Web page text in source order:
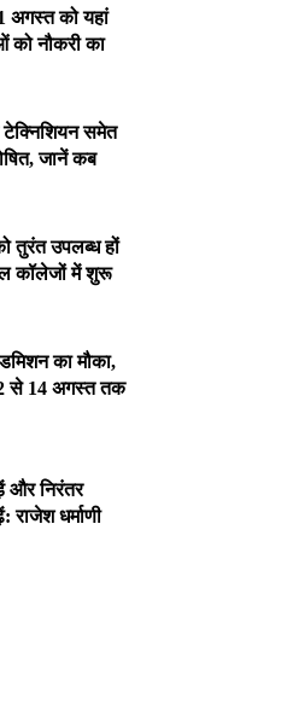
अगस्त को यहां
को नौकरी का
समेत
जानें कब
तुरंत उपलब्ध हों
कॉलेजों में शुरू
का मौका,
से 14 अगस्त तक
और निरंतर
धर्माणी